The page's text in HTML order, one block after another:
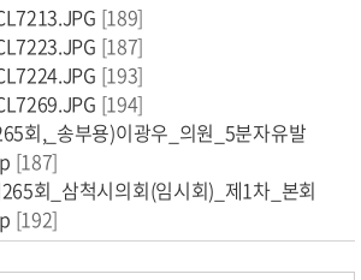
[189]
[187]
[193]
[194]
회,_송부용)이광우_의원_5분자유발
[187]
회_삼척시의회(임시회)_제1차_본회
[192]